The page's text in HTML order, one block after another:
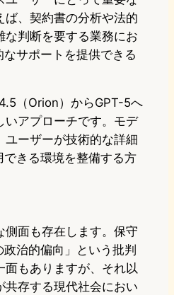
ば、契約書の分析や法的
な判断を要する業務にお
サポートを提供できる
（Orion）からGPT-5へ
いアプローチです。モデ
ユーザーが技術的な詳細
できる環境を整備する方
側面も存在します。保守
治的偏向」という批判
面もありますが、それ以
共存する現代社会におい